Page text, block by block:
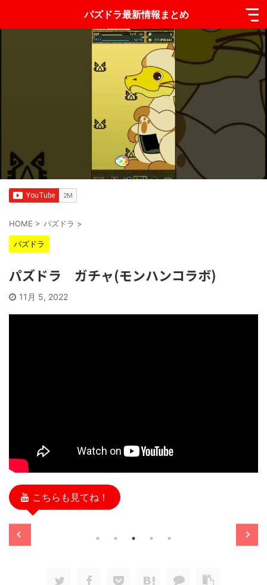
パズドラ最新情報まとめ
HOME > パズドラ >
パズドラ
パズドラ ガチャ(モンハンコラボ)
11月 5, 2022
こちらも見てね！
11/13